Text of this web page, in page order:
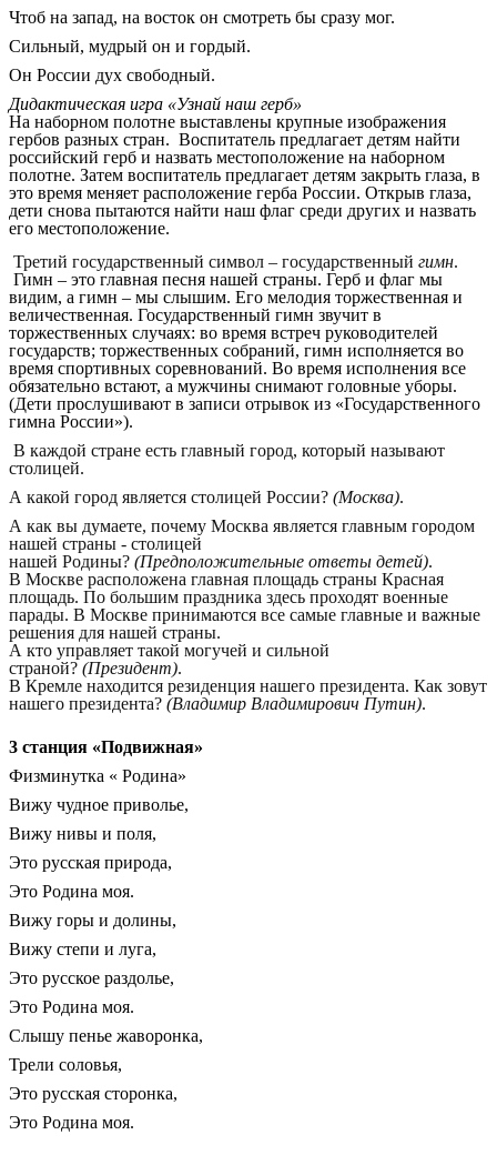
Чтоб на запад, на восток он смотреть бы сразу мог.
Сильный, мудрый он и гордый.
Он России дух свободный.
Дидактическая игра «Узнай наш герб»
На наборном полотне выставлены крупные изображения
гербов разных стран. Воспитатель предлагает детям найти
российский герб и назвать местоположение на наборном
полотне. Затем воспитатель предлагает детям закрыть глаза, в
это время меняет расположение герба России. Открыв глаза,
дети снова пытаются найти наш флаг среди других и назвать
его местоположение.
Третий государственный символ – государственный гимн.
Гимн – это главная песня нашей страны. Герб и флаг мы
видим, а гимн – мы слышим. Его мелодия торжественная и
величественная. Государственный гимн звучит в
торжественных случаях: во время встреч руководителей
государств; торжественных собраний, гимн исполняется во
время спортивных соревнований. Во время исполнения все
обязательно встают, а мужчины снимают головные уборы.
(Дети прослушивают в записи отрывок из «Государственного
гимна России»).
В каждой стране есть главный город, который называют
столицей.
А какой город является столицей России? (Москва).
А как вы думаете, почему Москва является главным городом
нашей страны - столицей
нашей Родины? (Предположительные ответы детей).
В Москве расположена главная площадь страны Красная
площадь. По большим праздника здесь проходят военные
парады. В Москве принимаются все самые главные и важные
решения для нашей страны.
А кто управляет такой могучей и сильной
страной? (Президент).
В Кремле находится резиденция нашего президента. Как зовут
нашего президента? (Владимир Владимирович Путин).
3 станция «Подвижная»
Физминутка « Родина»
Вижу чудное приволье,
Вижу нивы и поля,
Это русская природа,
Это Родина моя.
Вижу горы и долины,
Вижу степи и луга,
Это русское раздолье,
Это Родина моя.
Слышу пенье жаворонка,
Трели соловья,
Это русская сторонка,
Это Родина моя.